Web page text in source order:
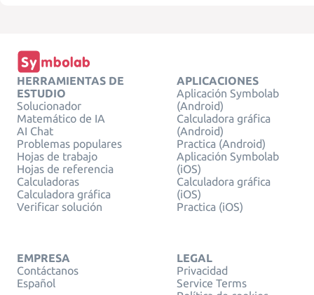
HERRAMIENTAS DE
ESTUDIO
Solucionador
Matemático de IA
AI Chat
Problemas populares
Hojas de trabajo
Hojas de referencia
Calculadoras
Calculadora gráfica
Verificar solución
APLICACIONES
Aplicación Symbolab
(Android)
Calculadora gráfica
(Android)
Practica (Android)
Aplicación Symbolab
(iOS)
Calculadora gráfica
(iOS)
Practica (iOS)
EMPRESA
Contáctanos
Español
LEGAL
Privacidad
Service Terms